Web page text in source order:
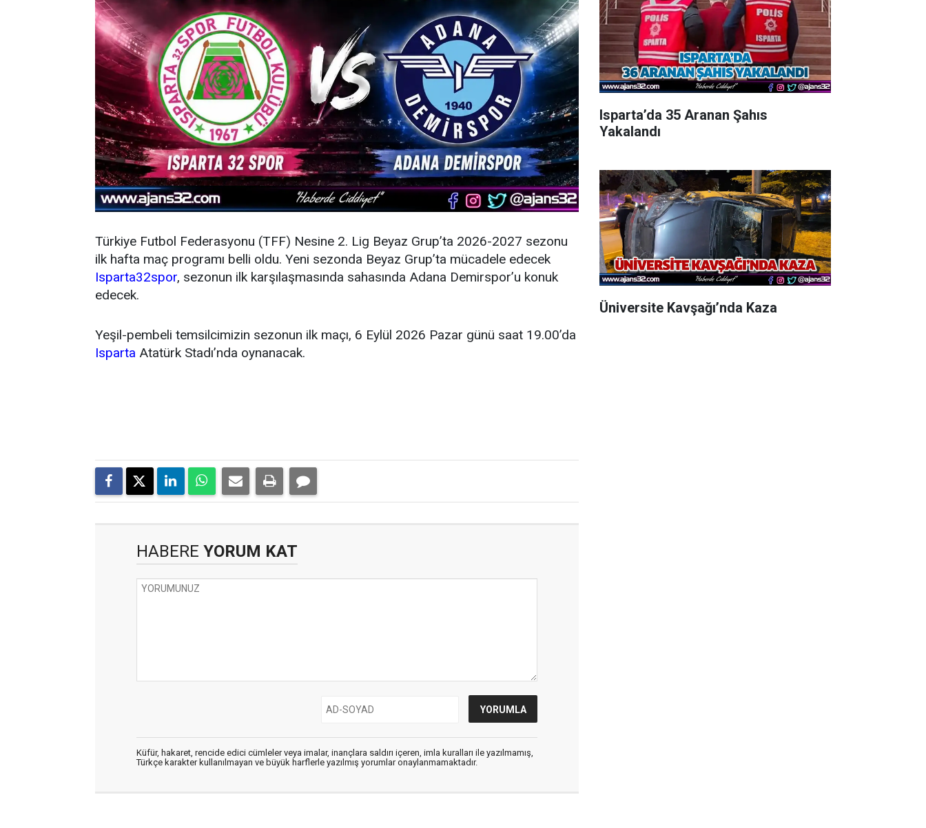
Türkiye Futbol Federasyonu (TFF) Nesine 2. Lig Beyaz Grup’ta 2026-2027 sezonu
ilk hafta maç programı belli oldu. Yeni sezonda Beyaz Grup’ta mücadele edecek
Isparta32spor, sezonun ilk karşılaşmasında sahasında Adana Demirspor’u konuk
edecek.
Yeşil-pembeli temsilcimizin sezonun ilk maçı, 6 Eylül 2026 Pazar günü saat 19.00’da
Isparta Atatürk Stadı’nda oynanacak.
HABERE YORUM KAT
Küfür, hakaret, rencide edici cümleler veya imalar, inançlara saldırı içeren, imla kuralları ile yazılmamış,
Türkçe karakter kullanılmayan ve büyük harflerle yazılmış yorumlar onaylanmamaktadır.
Isparta’da 35 Aranan Şahıs
Yakalandı
Üniversite Kavşağı’nda Kaza